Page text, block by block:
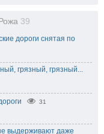
39
дороги снятая по
грязный, грязный...
31
выдерживают даже